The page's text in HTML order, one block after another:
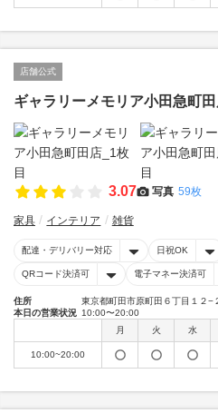
店舗公式
ギャラリーメモリア小田急町
3.07 写真 59枚
家具 インテリア 雑貨
配達・デリバリー対応 日祝OK
QRコード決済可 電子マネー決済可
住所
東京都町田市原町田６丁目１２−
本日の営業状況 10:00〜20:00
月
火 水
10:00~20:00